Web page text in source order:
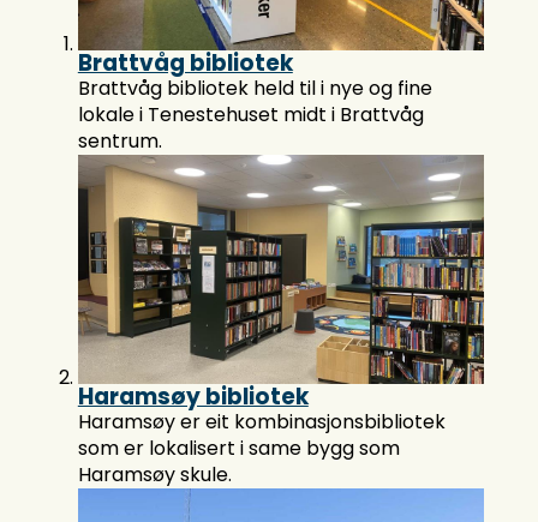
Brattvåg bibliotek
Brattvåg bibliotek held til i nye og fine
lokale i Tenestehuset midt i Brattvåg
sentrum.
Haramsøy bibliotek
Haramsøy er eit kombinasjonsbibliotek
som er lokalisert i same bygg som
Haramsøy skule.